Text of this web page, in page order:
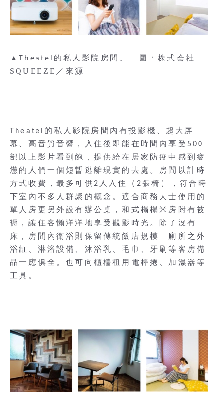
▲Theatel的私人影院房間。
圖：株式会社
SQUEEZE／來源
Theatel的私人影院房間內有投影機、超大屏
幕、高音質音響，入住後即能在時間內享受500
部以上影片看到飽，提供給在居家防疫中感到疲
憊的人們一個短暫逃離現實的去處。
房間以計時
方式收費，最多可供2人入住（2張椅），符合時
下室內不多人群聚的概念。適合商務人士使用的
單人房更另外設有辦公桌，和式榻榻米房附有被
褥，讓住客懶洋洋地享受觀影時光。除了沒有
床，房間內衛浴則保留傳統飯店規模，廁所之外
浴缸、淋浴設備、沐浴乳、毛巾、牙刷等客房備
品一應俱全。也可向櫃檯租用電棒捲、加濕器等
工具。